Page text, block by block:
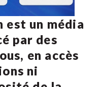
est un média
par des
en accès
ni